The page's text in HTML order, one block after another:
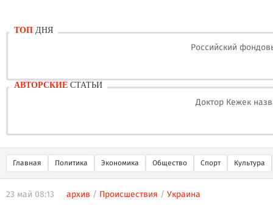
ТОП ДНЯ
Российский
АВТОРСКИЕ СТАТЬИ
Доктор Кежек
Главная Политика Экономика Общество Спорт Культура
23 май 08:13 архив / Происшествия / Украина